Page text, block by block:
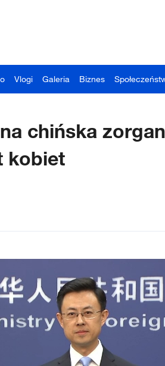
Vlogi Galeria Biznes
chińska
kobiet